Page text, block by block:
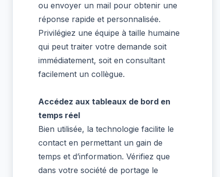
ou envoyer un mail pour obtenir une
réponse rapide et personnalisée.
Privilégiez une équipe à taille humaine
qui peut traiter votre demande soit
immédiatement, soit en consultant
facilement un collègue.
Accédez aux tableaux de bord en
temps réel
Bien utilisée, la technologie facilite le
contact en permettant un gain de
temps et d’information. Vérifiez que
dans votre société de portage le